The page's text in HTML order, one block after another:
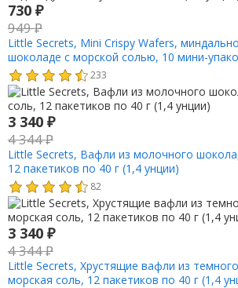
730 ₽
949₽
Little Secrets, Mini Crispy Wafers,
шоколаде с морской солью, 10 мини-
индивидуальной упаковке, 100 г (3,5 унции)
233
3 340 ₽
4 344₽
Little Secrets, Вафли из молочного
12 пакетиков по 40 г (1,4 унции)
82
3 340 ₽
4 344₽
Little Secrets, Хрустящие вафли из
морская соль, 12 пакетиков по 40 г (1,4